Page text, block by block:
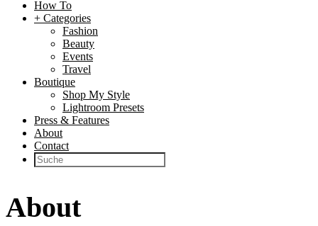
How To
+ Categories
Fashion
Beauty
Events
Travel
Boutique
Shop My Style
Lightroom Presets
Press & Features
About
Contact
About